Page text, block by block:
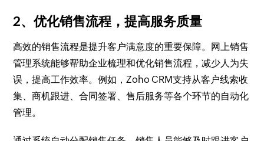
2、优化销售流程，提高服务质量
高效的销售流程是提升客户满意度的重要保障。网上销售
管理系统能够帮助企业梳理和优化销售流程，减少人为失
误，提高工作效率。例如，Zoho CRM支持从客户线索收
集、商机跟进、合同签署、售后服务等各个环节的自动化
管理。